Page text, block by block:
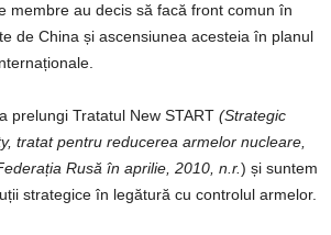
membre au decis să facă front comun în
de China și ascensiunea acesteia în planul
prelungi Tratatul New START (Strategic
tratat pentru reducerea armelor nucleare,
Rusă în aprilie, 2010, n.r.) și suntem
strategice în legătură cu controlul armelor.